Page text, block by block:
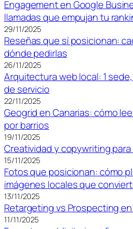
Engagement en Google
llamadas que empujan tu
29/11/2025
Reseñas que sí posicionan:
dónde pedirlas
26/11/2025
Arquitectura web local: 1
de servicio
22/11/2025
Geogrid en Canarias: cómo
por barrios
19/11/2025
Creatividad y copywriting
15/11/2025
Fotos que posicionan: cómo
imágenes locales que
13/11/2025
Retargeting vs Prospecting
11/11/2025